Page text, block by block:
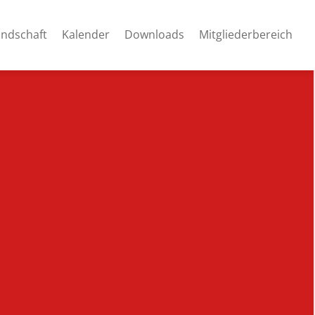
Kalender Downloads Mitgliederbereich